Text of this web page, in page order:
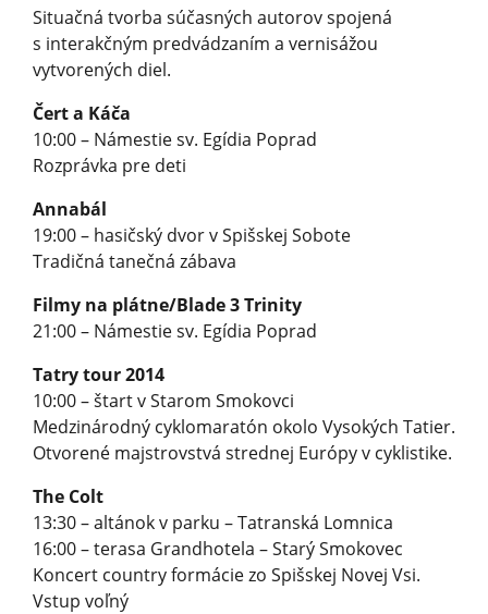
Situačná tvorba súčasných autorov spojená
s interakčným predvádzaním a vernisážou
vytvorených diel.
Čert a Káča
10:00 – Námestie sv. Egídia Poprad
Rozprávka pre deti
Annabál
19:00 – hasičský dvor v Spišskej Sobote
Tradičná tanečná zábava
Filmy na plátne/Blade 3 Trinity
21:00 – Námestie sv. Egídia Poprad
Tatry tour 2014
10:00 – štart v Starom Smokovci
Medzinárodný cyklomaratón okolo Vysokých Tatier.
Otvorené majstrovstvá strednej Európy v cyklistike.
The Colt
13:30 – altánok v parku – Tatranská Lomnica
16:00 – terasa Grandhotela – Starý Smokovec
Koncert country formácie zo Spišskej Novej Vsi.
Vstup voľný